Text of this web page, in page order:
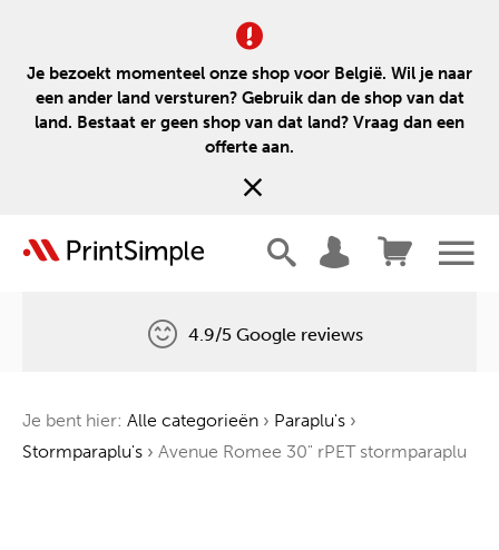
Je bezoekt momenteel onze shop voor België. Wil je naar
een ander land versturen? Gebruik dan de shop van dat
land. Bestaat er geen shop van dat land? Vraag dan een
offerte aan.
Één boom voor elke bestelling
4.9/5 Google reviews
Je bent hier: Alle categorieën › Paraplu's ›
Stormparaplu's › Avenue Romee 30" rPET stormparaplu